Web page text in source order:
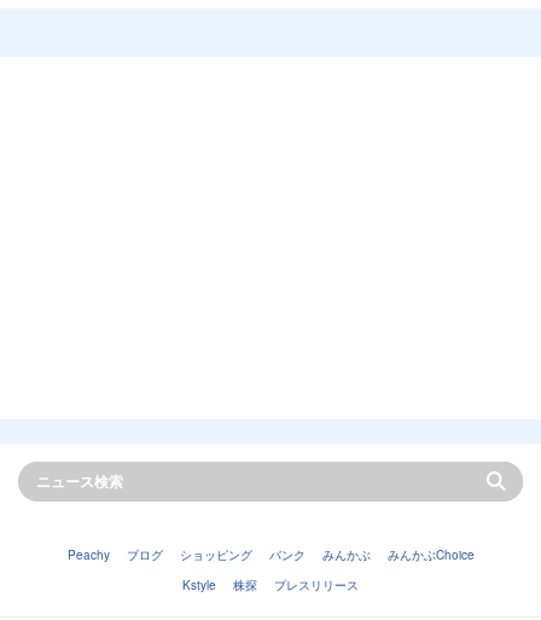
Peachy ブログ ショッピング バンク みんかぶ
みんかぶChoice
Kstyle
株探 プレスリリース